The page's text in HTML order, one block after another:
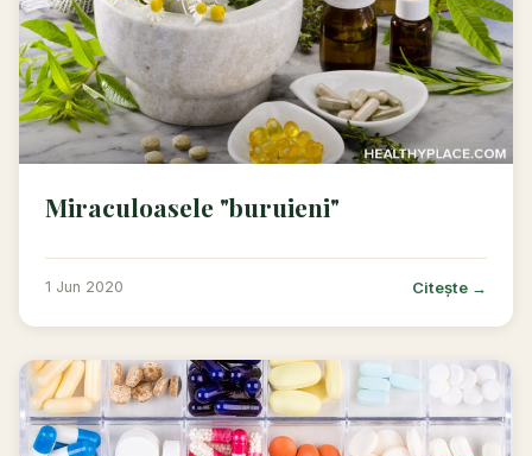
Miraculoasele "buruieni"
1 Jun 2020 Citește →